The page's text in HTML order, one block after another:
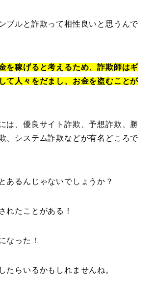
ブルと詐欺って相性良いと思うんで
を稼げると考えるため、詐欺師はギ
て人々をだまし、お金を盗むことが
は、優良サイト詐欺、予想詐欺、勝
、システム詐欺などが有名どころで
あるんじゃないでしょうか？
れたことがある！
なった！
たらいるかもしれませんね。